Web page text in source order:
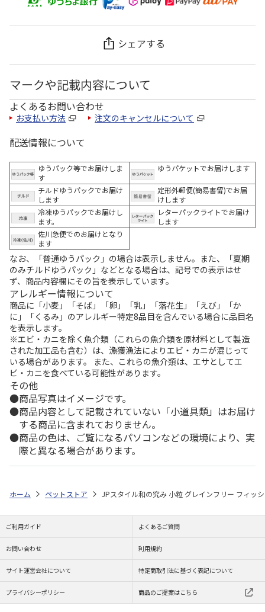
シェアする
マークや記載内容について
よくあるお問い合わせ
お支払い方法 注文のキャンセルについて
配送情報について
ゆうパック等でお届けしま
す
ゆうパケットでお届けします
チルドゆうパックでお届け
します
定形外郵便(簡易書留)でお届
けします
冷凍ゆうパックでお届けし
ます。
レターパックライトでお届け
します
佐川急便でのお届けとなり
ます
なお、「普通ゆうパック」の場合は表示しません。また、「夏期
のみチルドゆうパック」などとなる場合は、記号での表示はせ
ず、商品内容欄にその旨を表示しています。
アレルギー情報について
商品に「小麦」「そば」「卵」「乳」「落花生」「えび」「か
に」「くるみ」のアレルギー特定8品目を含んでいる場合に品目名
を表示します。
※エビ・カニを除く魚介類（これらの魚介類を原材料として製造
された加工品も含む）は、漁獲漁法によりエビ・カニが混じって
いる場合があります。 また、これらの魚介類は、エサとしてエ
ビ・カニを食べている可能性があります。
その他
商品写真はイメージです。
商品内容として記載されていない「小道具類」はお届け
する商品に含まれておりません。
商品の色は、ご覧になるパソコンなどの環境により、実
際と異なる場合があります。
ホーム ペットストア JPスタイル和の究み 小粒 グレインフリー フィッ
ご利用ガイド よくあるご質問
お問い合わせ 利用規約
サイト運営会社について 特定商取引法に基づく表記について
プライバシーポリシー 商品のご提案はこちら